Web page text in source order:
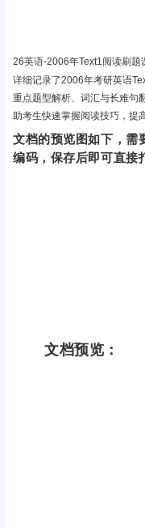
26英语-2006年Text1阅读刷
详细记录了2006年考研英语
重点题型解析、词汇与长难句
助考生快速掌握阅读技巧，提
文档的预览图如下，需
编码，保存后即可直接
文档预览：